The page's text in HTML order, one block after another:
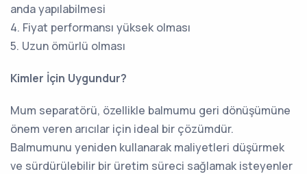
anda yapılabilmesi
4. Fiyat performansı yüksek olması
5. Uzun ömürlü olması
Kimler İçin Uygundur?
Mum separatörü, özellikle balmumu geri dönüşümüne
önem veren arıcılar için ideal bir çözümdür.
Balmumunu yeniden kullanarak maliyetleri düşürmek
ve sürdürülebilir bir üretim süreci sağlamak isteyenler